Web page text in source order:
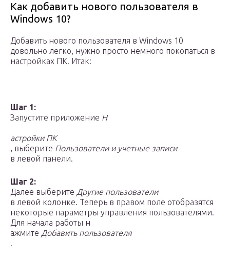
Как добавить нового пользователя в
Windows 10?
Добавить нового пользователя в Windows 10
довольно легко, нужно просто немного покопаться в
настройках ПК. Итак:
Шаг 1:
Запустите приложение Н
астройки ПК
, выберите Пользователи и учетные записи
в левой панели.
Шаг 2:
Далее выберите Другие пользователи
в левой колонке. Теперь в правом поле отобразятся
некоторые параметры управления пользователями.
Для начала работы н
ажмите Добавить пользователя
.